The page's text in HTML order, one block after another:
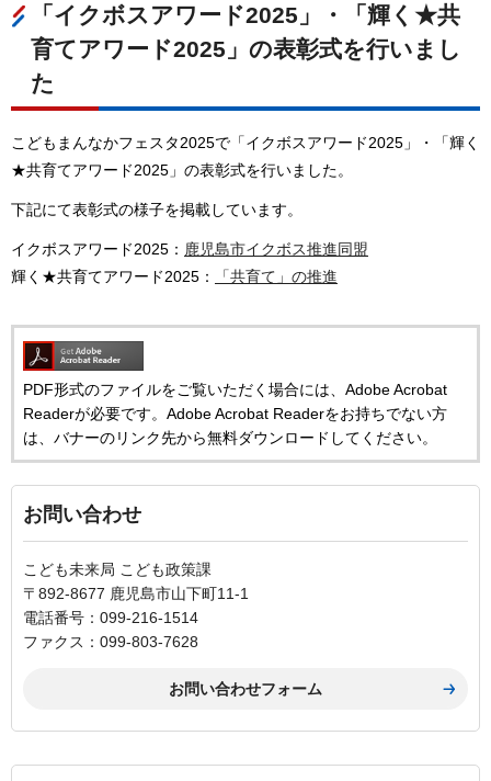
「イクボスアワード2025」・「輝く★共
育てアワード2025」の表彰式を行いまし
た
こどもまんなかフェスタ2025で「イクボスアワード2025」・「輝く
★共育てアワード2025」の表彰式を行いました。
下記にて表彰式の様子を掲載しています。
イクボスアワード2025： 鹿児島市イクボス推進同盟
輝く★共育てアワード2025：
「共育て」の推進
PDF形式のファイルをご覧いただく場合には、Adobe Acrobat
Readerが必要です。Adobe Acrobat Readerをお持ちでない方
は、バナーのリンク先から無料ダウンロードしてください。
お問い合わせ
こども未来局 こども政策課
〒892-8677 鹿児島市山下町11-1
電話番号：099-216-1514
ファクス：099-803-7628